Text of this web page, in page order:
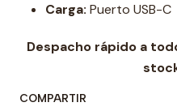
Carga: Puerto USB-C
Despacho rápido a
COMPARTIR